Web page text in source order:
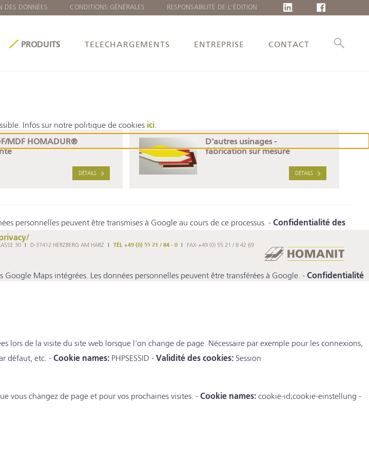
Infos sur notre politique de cookies ici.
personnelles peuvent être transmises à Google au cours de ce processus. - Confidentialité des
Maps intégrées. Les données personnelles peuvent être transférées à Google. - Confidentialité
lors de la visite du site web lorsque l'on change de page. Nécessaire par exemple pour les connexions,
défaut, etc. - Cookie names: PHPSESSID - Validité des cookies: Session
vous changez de page et pour vos prochaines visites. - Cookie names: cookie-id;cookie-einstellung -
DES DONNÉES CONDITIONS GÉNÉRALES RESPONSABILITÉ DE L'ÉDITION
PRODUITS TELECHARGEMENTS ENTREPRISE CONTACT
MDF HOMADUR®
DÉTAILS
D'autres usinages -
fabrication sur mesure
DÉTAILS
30 D-37412 HERZBERG AM HARZ TÉL +49 (0) 55 21 / 84 - 0 FAX +49 (0) 55 21 / 8 42 69